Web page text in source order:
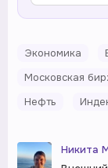
Экономика
Московская
Нефть
Никита